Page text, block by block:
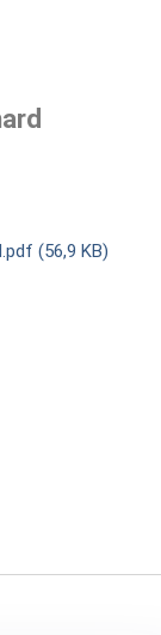
(56,9 KB)